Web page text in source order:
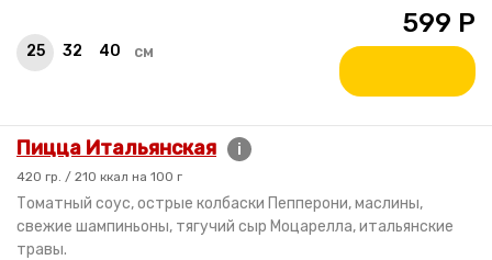
25 32 40 см
599 Р
Пицца Итальянская i
420 гр. / 210 ккал на 100 г
Томатный соус, острые колбаски Пепперони, маслины,
свежие шампиньоны, тягучий сыр Моцарелла, итальянские
травы.